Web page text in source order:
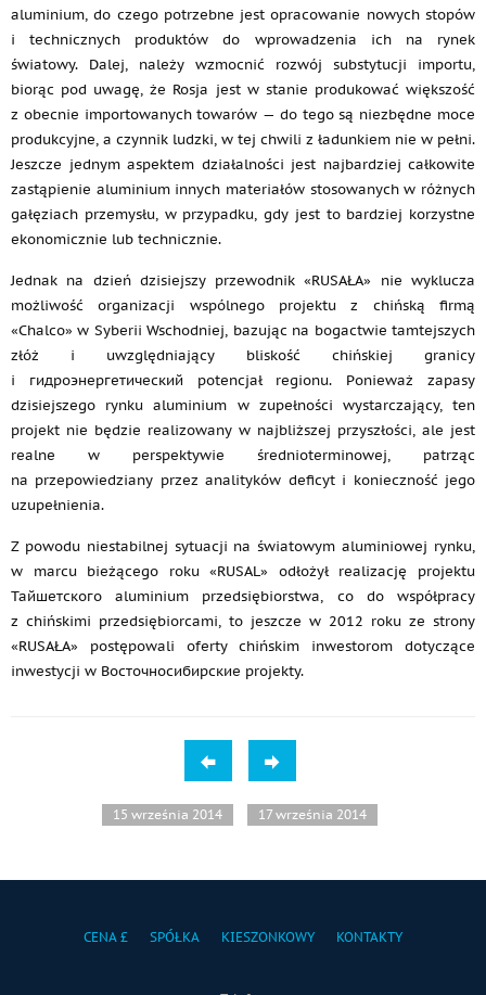
aluminium, do czego potrzebne jest opracowanie nowych stopów
i technicznych produktów do wprowadzenia ich na rynek
światowy. Dalej, należy wzmocnić rozwój substytucji importu,
biorąc pod uwagę, że Rosja jest w stanie produkować większość
z obecnie importowanych towarów — do tego są niezbędne moce
produkcyjne, a czynnik ludzki, w tej chwili z ładunkiem nie w pełni.
Jeszcze jednym aspektem działalności jest najbardziej całkowite
zastąpienie aluminium innych materiałów stosowanych w różnych
gałęziach przemysłu, w przypadku, gdy jest to bardziej korzystne
ekonomicznie lub technicznie.
Jednak na dzień dzisiejszy przewodnik «RUSAŁA» nie wyklucza
możliwość organizacji wspólnego projektu z chińską firmą
«Chalco» w Syberii Wschodniej, bazując na bogactwie tamtejszych
złóż i uwzględniający bliskość chińskiej granicy
i гидроэнергетический potencjał regionu. Ponieważ zapasy
dzisiejszego rynku aluminium w zupełności wystarczający, ten
projekt nie będzie realizowany w najbliższej przyszłości, ale jest
realne w perspektywie średnioterminowej, patrząc
na przepowiedziany przez analityków deficyt i konieczność jego
uzupełnienia.
Z powodu niestabilnej sytuacji na światowym aluminiowej rynku,
w marcu bieżącego roku «RUSAL» odłożył realizację projektu
Тайшетского aluminium przedsiębiorstwa, co do współpracy
z chińskimi przedsiębiorcami, to jeszcze w 2012 roku ze strony
«RUSAŁA» postępowali oferty chińskim inwestorom dotyczące
inwestycji w Восточносибирские projekty.
15 września 2014 17 września 2014
CENA £ SPÓŁKA KIESZONKOWY KONTAKTY